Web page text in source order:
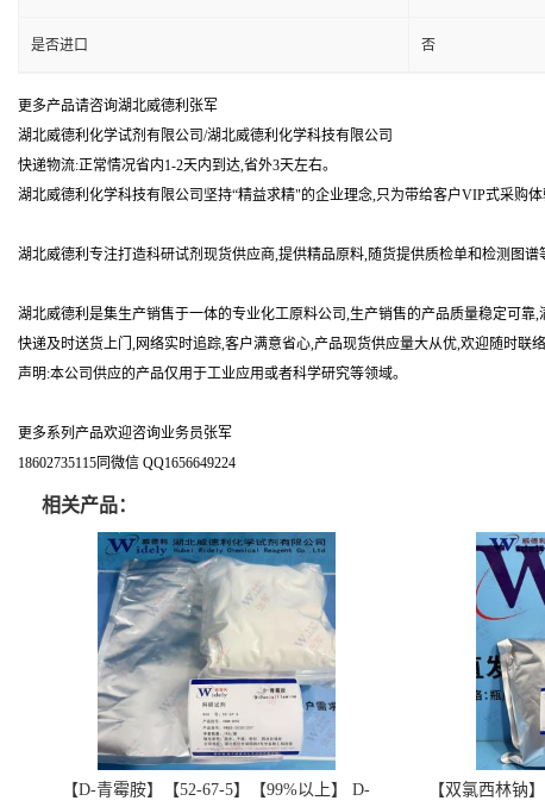
是否进口 否
更多产品请咨询湖北威德利张军
湖北威德利化学试剂有限公司/湖北威德利化学科技有限公司
快递物流:正常情况省内1-2天内到达,省外3天左右。
湖北威德利化学科技有限公司坚持“精益求精"的企业理念,只为带给客户VIP式采购体
湖北威德利专注打造科研试剂现货供应商,提供精品原料,随货提供质检单和检测图谱
湖北威德利是集生产销售于一体的专业化工原料公司,生产销售的产品质量稳定可靠
快递及时送货上门,网络实时追踪,客户满意省心,产品现货供应量大从优,欢迎随时联络
声明:本公司供应的产品仅用于工业应用或者科学研究等领域。
更多系列产品欢迎咨询业务员张军
18602735115同微信 QQ1656649224
相关产品：
【D-青霉胺】【52-67-5】【99%以上】 D- 【双氯西林钠